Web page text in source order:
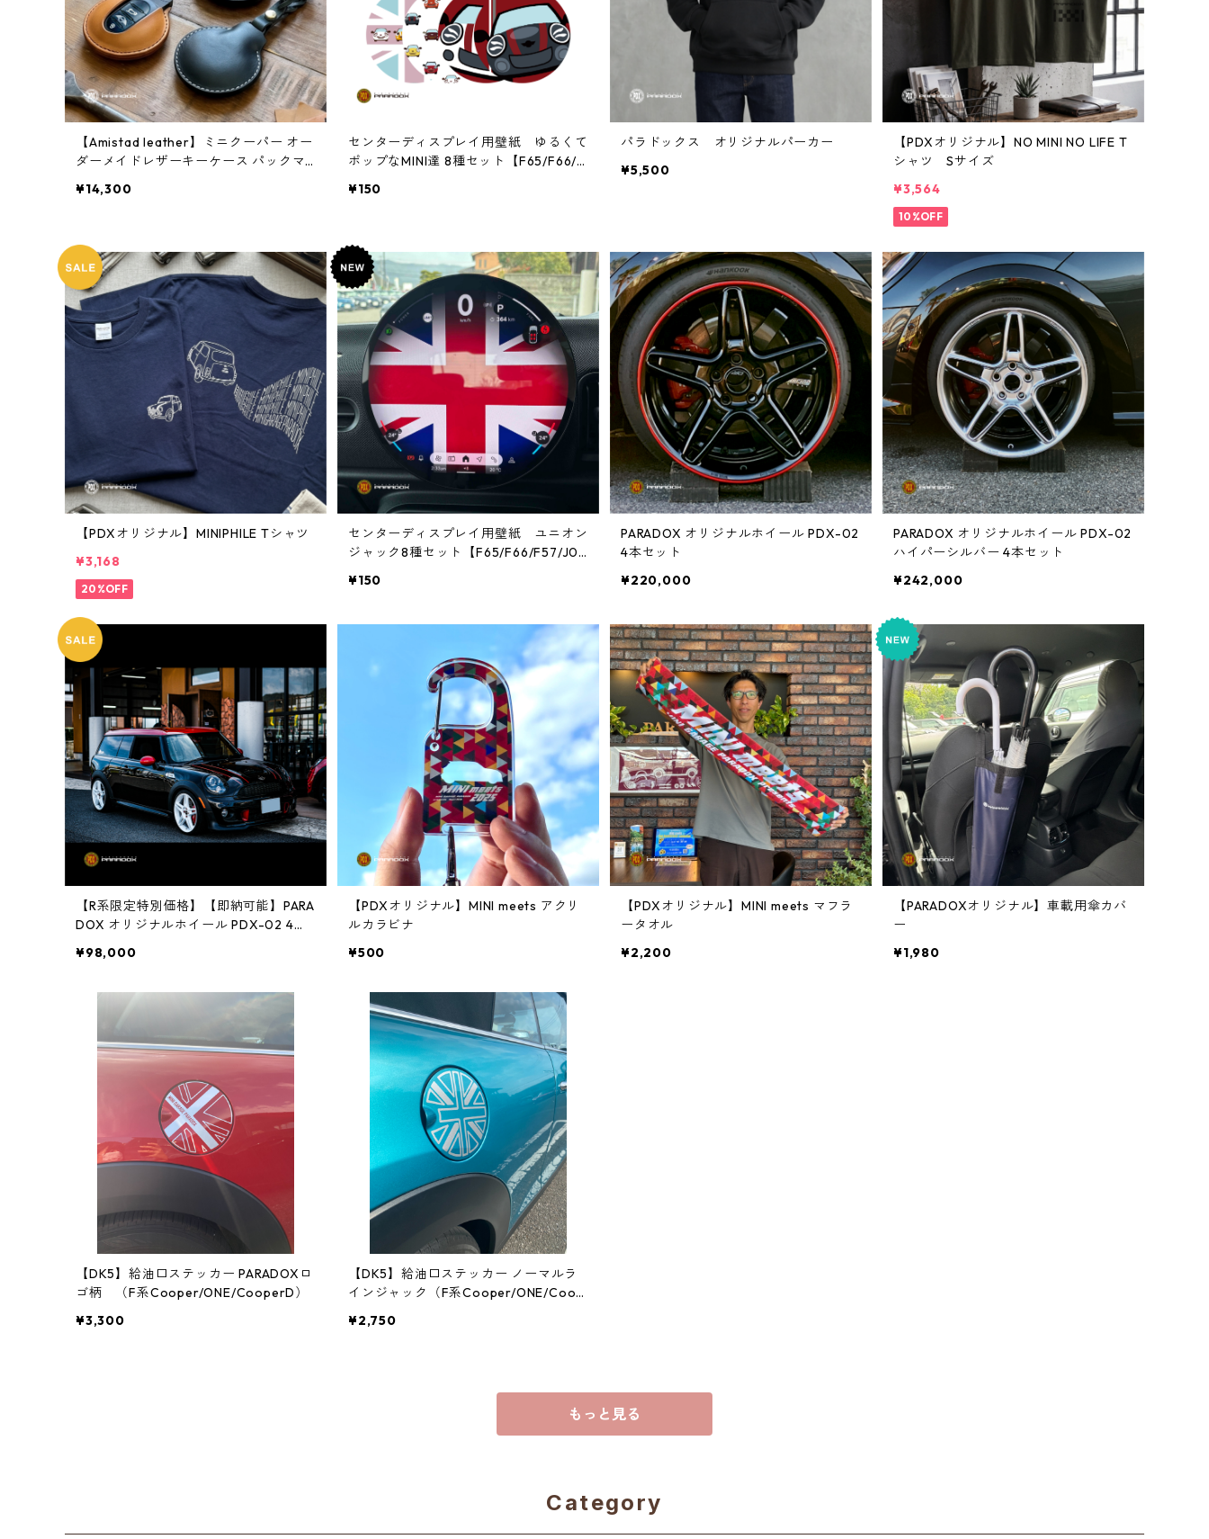
【Amistad leather】ミニクーパー オー
ダーメイドレザーキーケース パックマ
¥14,300
センターディスプレイ用壁紙 ゆるくて
ポップなMINI達 8種セット【F65/F66/F
¥150
パラドックス オリジナルパーカー
¥5,500
【PDXオリジナル】NO MINI NO LIFE T
シャツ Sサイズ
¥3,564
10%OFF
【PDXオリジナル】MINIPHILE Tシャツ
¥3,168
20%OFF
センターディスプレイ用壁紙 ユニオン
ジャック8種セット【F65/F66/F57/J01/
¥150
PARADOX オリジナルホイール PDX-02
4本セット
¥220,000
PARADOX オリジナルホイール PDX-02
ハイパーシルバー 4本セット
¥242,000
【R系限定特別価格】【即納可能】PARA
DOX オリジナルホイール PDX-02 4本
¥98,000
【PDXオリジナル】MINI meets アクリ
ルカラビナ
¥500
【PDXオリジナル】MINI meets マフラ
ータオル
¥2,200
【PARADOXオリジナル】車載用傘カバ
ー
¥1,980
【DK5】給油口ステッカー PARADOXロ
ゴ柄 （F系Cooper/ONE/CooperD）
¥3,300
【DK5】給油口ステッカー ノーマルラ
インジャック（F系Cooper/ONE/Coop
¥2,750
もっと見る
Category